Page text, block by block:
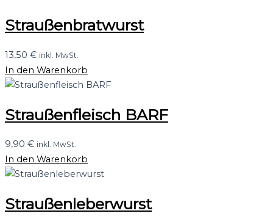
Straußenbratwurst
13,50 € inkl. MwSt.
In den Warenkorb
Straußenfleisch BARF
9,90 € inkl. MwSt.
In den Warenkorb
Straußenleberwurst